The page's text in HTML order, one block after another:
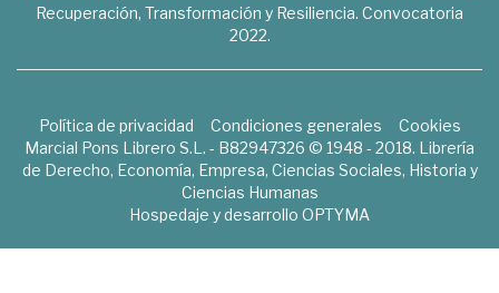
Recuperación, Transformación y Resiliencia. Convocatoria
2022.
Política de privacidad Condiciones generales
Cookies
Marcial Pons Librero S.L. - B82947326 © 1948 - 2018. Librería
de Derecho, Economía, Empresa, Ciencias Sociales, Historia y
Ciencias Humanas
Hospedaje y desarrollo OPTYMA